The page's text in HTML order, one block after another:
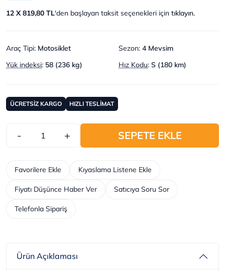
12 X 819,80 TL'den başlayan taksit seçenekleri için tıklayın.
Araç Tipi: Motosiklet Sezon: 4 Mevsim
Yük indeksi: 58 (236 kg) Hız Kodu: S (180 km)
ÜCRETSİZ KARGO HIZLI TESLİMAT
- + SEPETE EKLE
Telefonla Sipariş
Kıyaslama Listene Ekle
Favorilere Ekle
Fiyatı Düşünce Haber Ver Satıcıya Soru Sor
Ürün Açıklaması